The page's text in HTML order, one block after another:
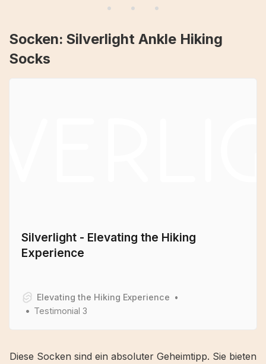
Socken: Silverlight Ankle Hiking
Socks
Silverlight - Elevating the Hiking
Experience
Elevating the Hiking Experience
Testimonial 3
Diese Socken sind ein absoluter Geheimtipp. Sie bieten